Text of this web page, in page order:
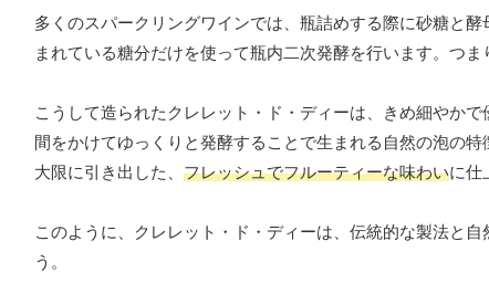
多くのスパークリングワインでは、瓶詰めする際に砂糖と
まれている糖分だけを使って瓶内二次発酵を行います。つ
こうして造られたクレレット・ド・ディーは、きめ細やか
間をかけてゆっくりと発酵することで生まれる自然の泡の
大限に引き出した、 フレッシュでフルーティーな味わいに仕
このように、クレレット・ド・ディーは、伝統的な製法と
う。